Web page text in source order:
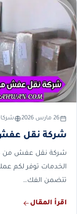
26 مارس 2026
شركة نقل
شركة نقل عفش من
الخدمات توفر لكم
تتضمن الفك…
اقرأ المقال